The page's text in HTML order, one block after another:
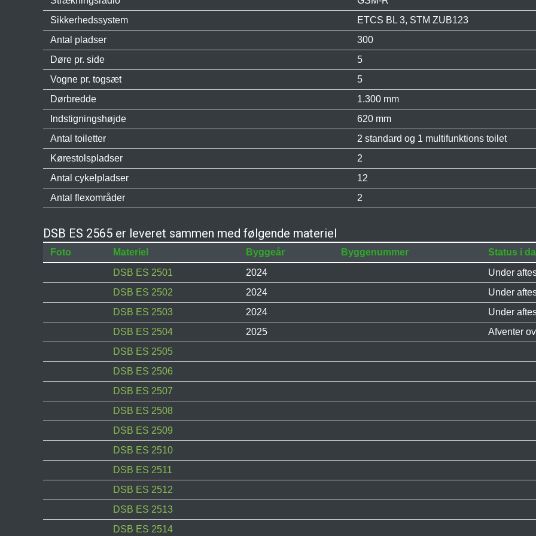
Sikkerhedssystem
ETCS BL 3, STM ZUB123
Antal pladser
300
Døre pr. side
5
Vogne pr. togsæt
5
Dørbredde
1.300 mm
Indstigningshøjde
620 mm
Antal toiletter
2 standard og 1 multifunktions toilet
Kørestolspladser
2
Antal cykelpladser
12
Antal flexområder
2
DSB ES 2565 er leveret sammen med følgende materiel
Foto Materiel Byggeår Byggenummer
Status i
DSB ES 2501
2024
Under
DSB ES 2502
2024
Under
DSB ES 2503
2024
Under
DSB ES 2504
2025
Afventer
DSB ES 2505
DSB ES 2506
DSB ES 2507
DSB ES 2508
DSB ES 2509
DSB ES 2510
DSB ES 2511
DSB ES 2512
DSB ES 2513
DSB ES 2514